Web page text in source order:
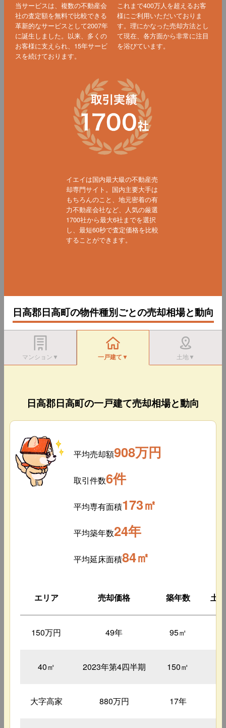
当サービスは、複数の不動産会
社の査定額を無料で比較できる
革新的なサービスとして2007年
に誕生しました。以来、多くの
お客様に支えられ、15年サービ
スを続けております。
これまで400万人を超えるお客
様にご利用いただいておりま
す。理にかなった売却方法とし
て現在、各方面から非常に注目
を浴びています。
イエイは国内最大級の不動産売
却専門サイト。国内主要大手は
もちろんのこと、地元密着の有
力不動産会社など、人気の厳選
1700社から最大6社までを選択
し、最短60秒で査定価格を比較
することができます。
日高郡日高町の物件種別ごとの売却相場と動向
マンション▼ 一戸建て▼ 土地▼
日高郡日高町の一戸建て売却相場と動向
平均売却額908万円
取引件数6件
平均専有面積173㎡
平均築年数24年
平均延床面積84㎡
エリア 売却価格 築年数 土
150万円 49年 95㎡
40㎡ 2023年第4四半期 150㎡
大字高家 880万円 17年